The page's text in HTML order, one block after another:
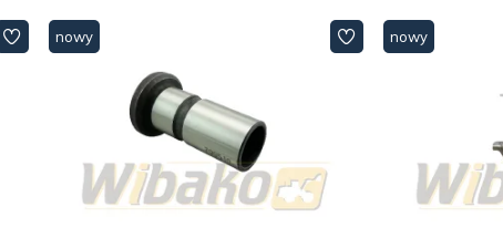
nowy nowy